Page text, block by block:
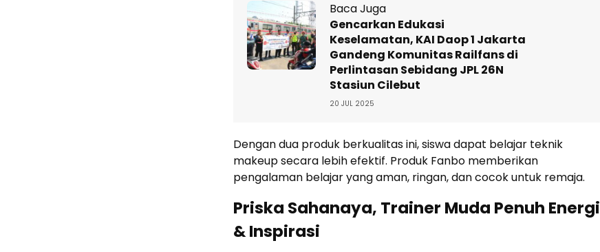
Baca Juga
Gencarkan Edukasi
Keselamatan, KAI Daop 1 Jakarta
Gandeng Komunitas Railfans di
Perlintasan Sebidang JPL 26N
Stasiun Cilebut
20 JUL 2025
Dengan dua produk berkualitas ini, siswa dapat belajar teknik
makeup secara lebih efektif. Produk Fanbo memberikan
pengalaman belajar yang aman, ringan, dan cocok untuk remaja.
Priska Sahanaya, Trainer Muda Penuh Energi
& Inspirasi